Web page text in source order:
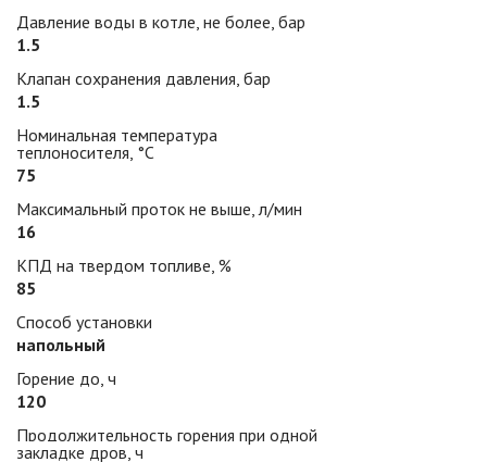
Давление воды в котле, не более, бар
1.5
Клапан сохранения давления, бар
1.5
Номинальная температура
теплоносителя, °С
75
Максимальный проток не выше, л/мин
16
КПД на твердом топливе, %
85
Способ установки
напольный
Горение до, ч
120
Продолжительность горения при одной
закладке дров, ч